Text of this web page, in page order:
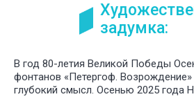
задумка:
В год 80-летия Великой Победы
фонтанов «Петергоф.
глубокий смысл. Осенью 2025 года